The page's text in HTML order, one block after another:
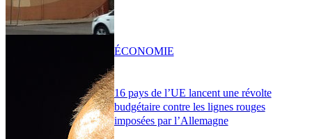
16 pays de l’UE lancent une révolte
budgétaire contre les lignes rouges
imposées par l’Allemagne
ÉCONOMIE